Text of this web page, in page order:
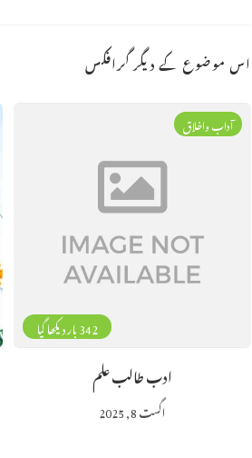
اس موضوع کے دیگر گرافکس
342 بار دیکھا گیا
آداب واخلاق
ادب طالب علم
اگست 8, 2025